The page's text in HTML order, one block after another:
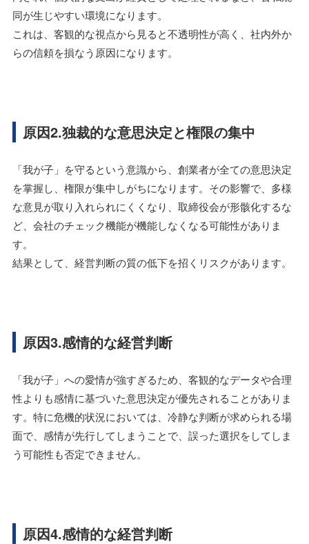
同が生じやすい環境になります。
これは、客観的な視点から見ると不透明性が高く、社内外か
らの信頼を損なう原因になります。
原因2.独裁的な意思決定と権限の集中
「我が子」を守るという意識から、創業者が全ての意思決定
を掌握し、権限が集中しがちになります。その影響で、多様
な意見が取り入れられにくくなり、取締役会が形骸化するな
ど、会社のチェック機能が機能しなくなる可能性がありま
す。
結果として、経営判断の質の低下を招くリスクがあります。
原因3.感情的な経営判断
「我が子」への愛情が強すぎるため、客観的なデータや合理
性よりも感情に基づいた意思決定が優先されることがありま
す。特に危機的状況においては、冷静な判断が求められる場
面で、感情が先行してしまうことで、誤った選択をしてしま
う可能性も否定できません。
原因4.感情的な経営判断